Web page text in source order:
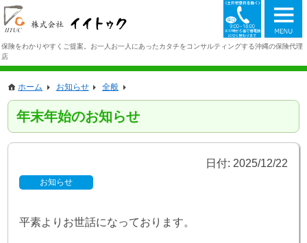
保険をわかりやすくご提案。お一人お一人にあったカタチをコンサルティングする沖縄の保険代理
店
098-942-
ホーム お知らせ 全般
年末年始のお知らせ
日付: 2025/12/22
お知らせ
平素よりお世話になっております。